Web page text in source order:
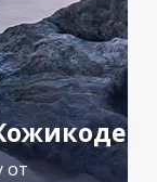
от